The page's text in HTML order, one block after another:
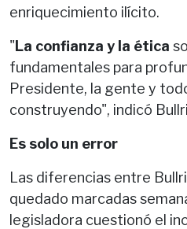
enriquecimiento ilícito.
"La confianza y la ética
fundamentales para
Presidente, la gente y
construyendo", indicó
Es solo un error
Las diferencias entre
quedado marcadas
legisladora cuestionó el